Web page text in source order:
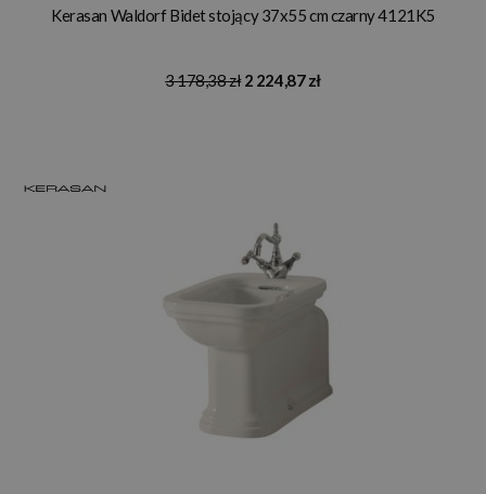
Kerasan Waldorf Bidet stojący 37x55 cm czarny 4121K5
3 178,38 zł 2 224,87 zł